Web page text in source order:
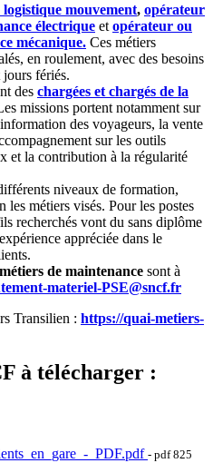
mouvement, opérateur
électrique et opérateur ou
mécanique. Ces métiers
en roulement, avec des besoins
jours fériés.
des chargées et chargés de la
missions portent notamment sur
des voyageurs, la vente
sur les outils
et la contribution à la régularité
niveaux de formation,
les métiers visés. Pour les postes
recherchés vont du sans diplôme
appréciée dans le
métiers de maintenance sont à
materiel-PSE@sncf.fr
Transilien : https://quai-metiers-
à télécharger :
_PDF.pdf - pdf825